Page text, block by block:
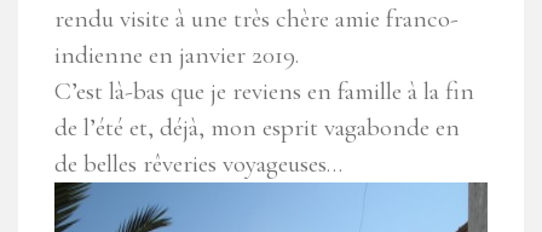
rendu visite à une très chère amie franco-
indienne en janvier 2019.
C’est là-bas que je reviens en famille à la fin
de l’été et, déjà, mon esprit vagabonde en
de belles rêveries voyageuses…